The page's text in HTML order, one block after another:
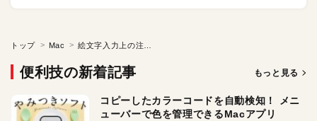
トップ Mac
便利技の新着記事 もっと見る
コピーしたカラーコードを自動検知！ メニ
ューバーで色を管理できるMacアプリ